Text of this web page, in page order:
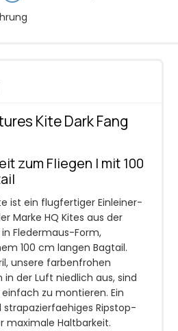
Kite Dark Fang
zum Fliegen | mit 100
ist ein flugfertiger Einleiner-
Marke HQ Kites aus der
Fledermaus-Form,
100 cm langen Bagtail.
unsere farbenfrohen
in der Luft niedlich aus, sind
zu montieren. Ein
Ripstop-
maximale Haltbarkeit.